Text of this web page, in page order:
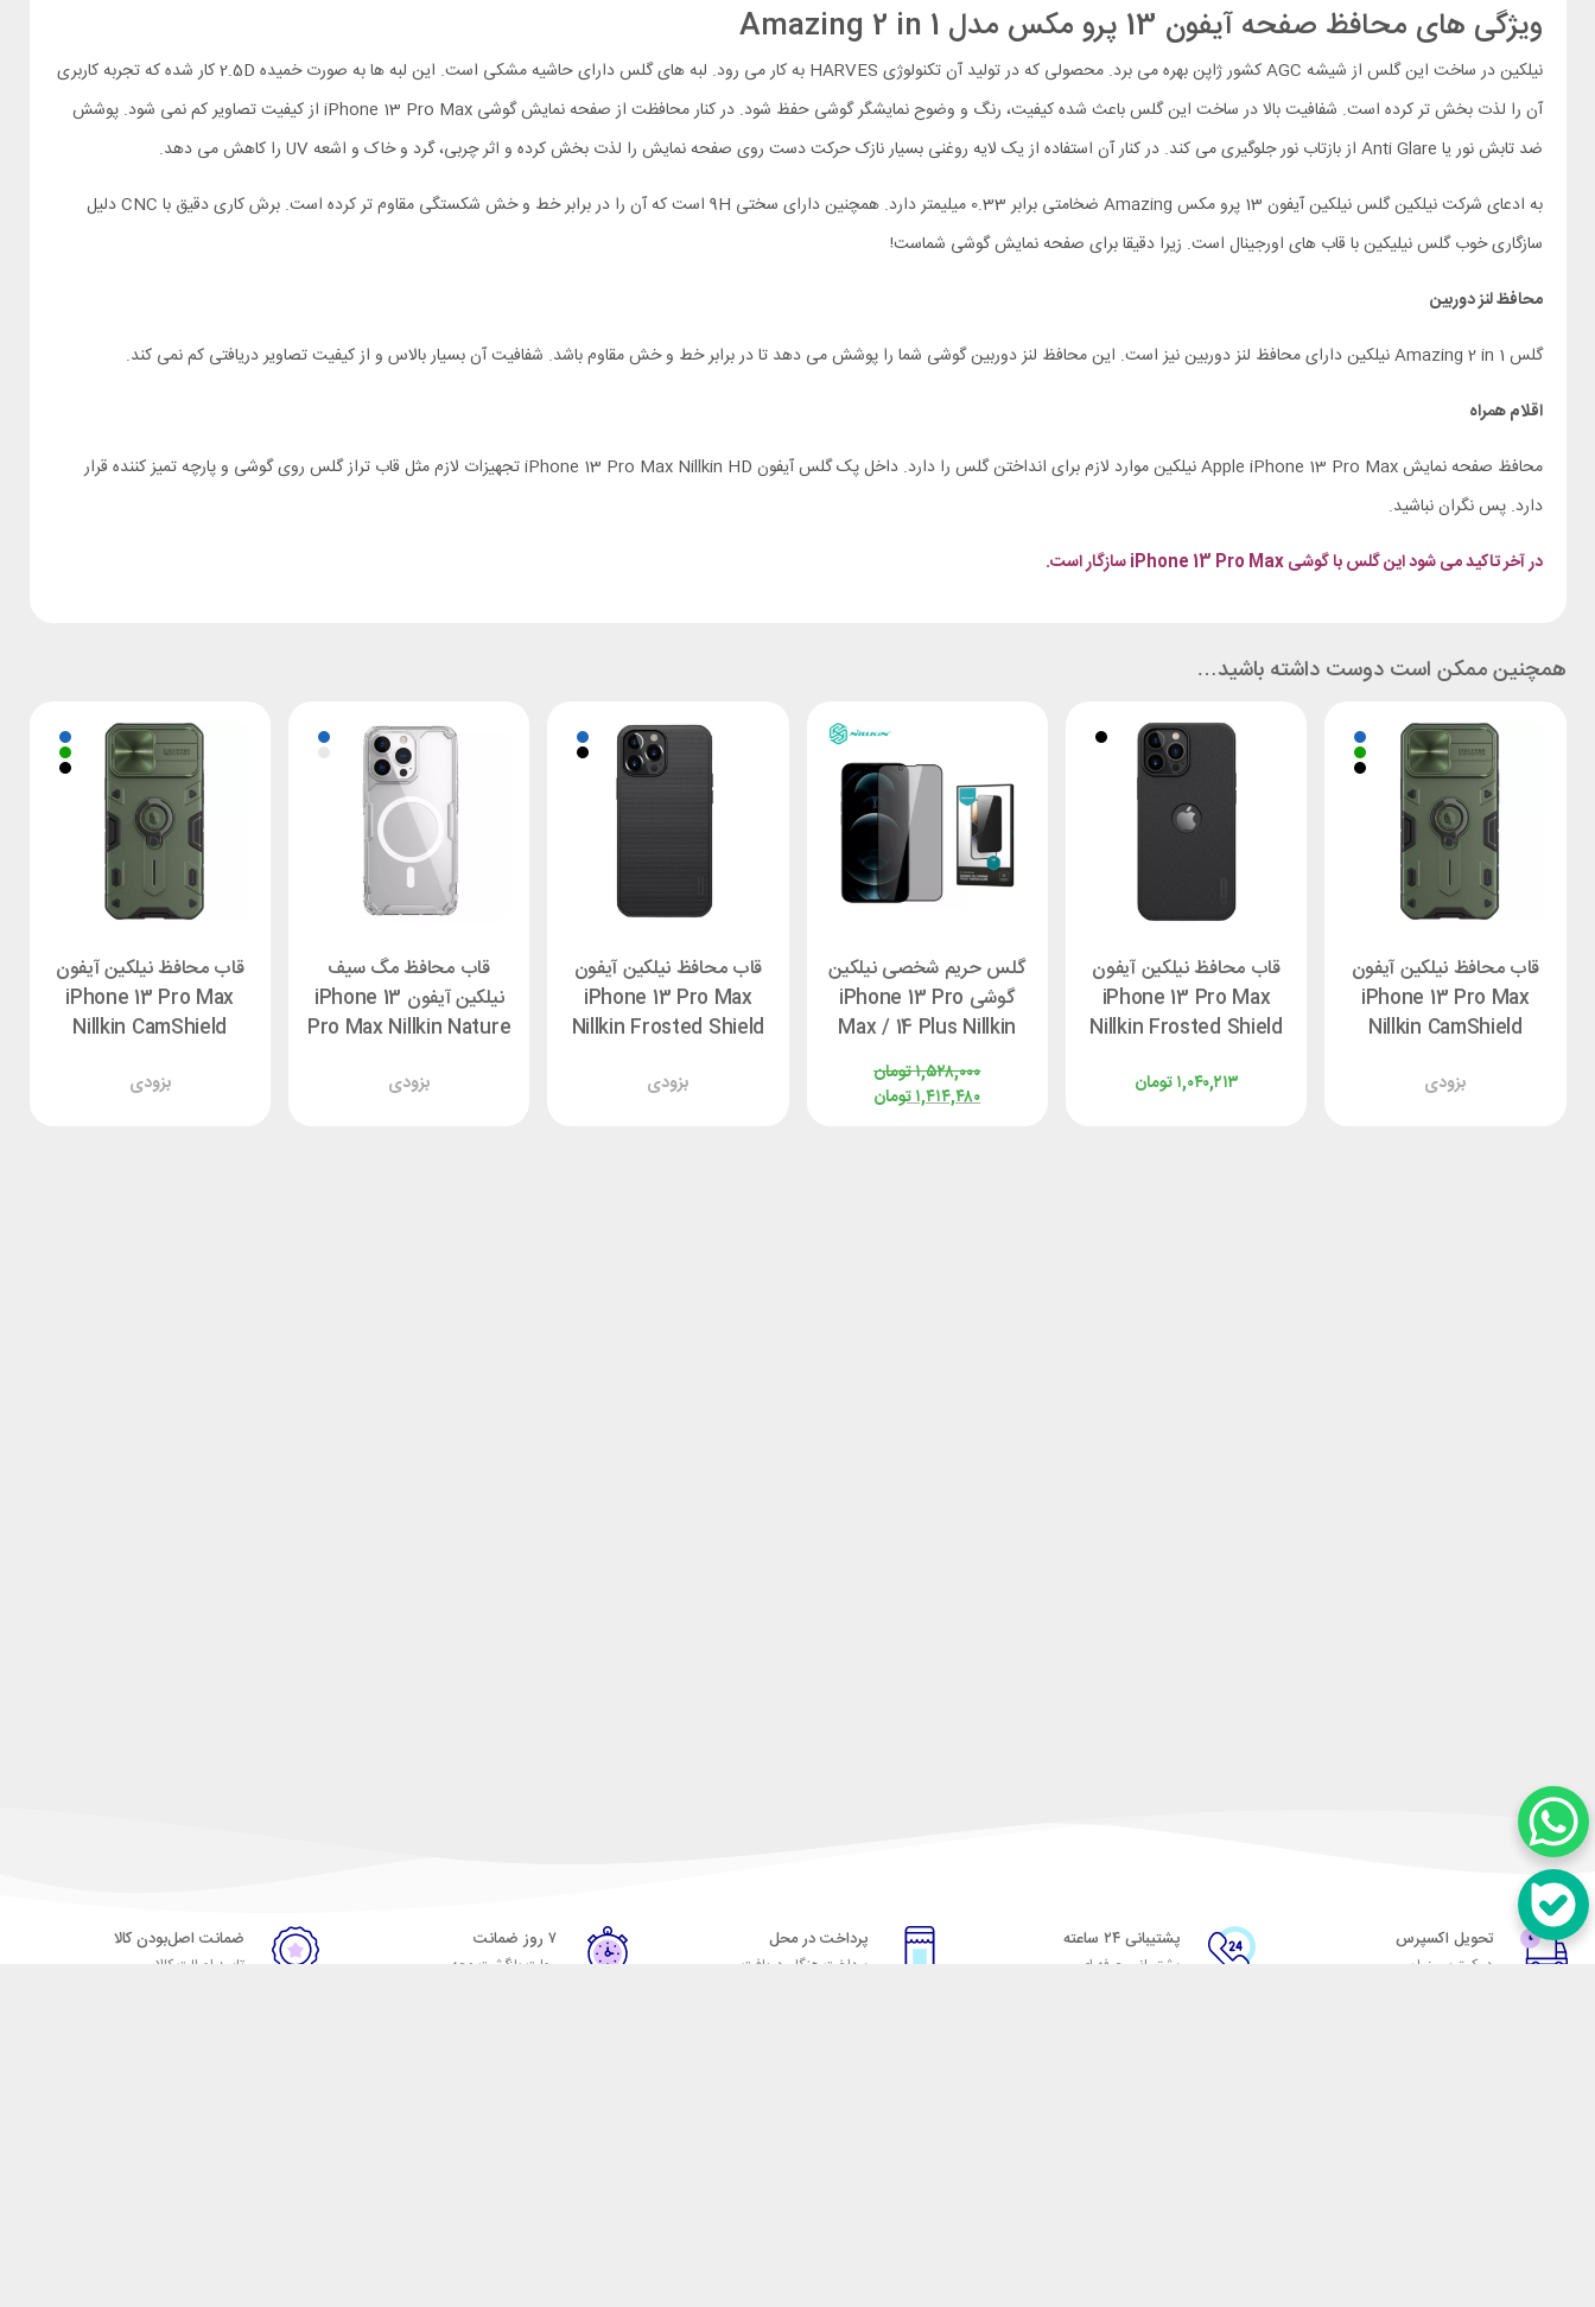
ویژگی های محافظ صفحه آیفون 13 پرو مکس مدل Amazing 2 in 1
نیلکین در ساخت این گلس از شیشه AGC کشور ژاپن بهره می برد. محصولی که در تولید آن تکنولوژی HARVES به کار می رود. لبه های گلس دارای حاشیه مشکی است. این لبه ها به صورت خمیده 2.5D کار شده که تجربه کاربری
آن را لذت بخش تر کرده است. شفافیت بالا در ساخت این گلس باعث شده کیفیت، رنگ و وضوح نمایشگر گوشی حفظ شود. در کنار محافظت از صفحه نمایش گوشی iPhone 13 Pro Max از کیفیت تصاویر کم نمی شود. پوشش
ضد تابش نور یا Anti Glare از بازتاب نور جلوگیری می کند. در کنار آن استفاده از یک لایه روغنی بسیار نازک حرکت دست روی صفحه نمایش را لذت بخش کرده و اثر چربی، گرد و خاک و اشعه UV را کاهش می دهد.
به ادعای شرکت نیلکین گلس نیلکین آیفون 13 پرو مکس Amazing ضخامتی برابر 0.33 میلیمتر دارد. همچنین دارای سختی 9H است که آن را در برابر خط و خش شکستگی مقاوم تر کرده است. برش کاری دقیق با CNC دلیل
سازگاری خوب گلس نیلیکین با قاب های اورجینال است. زیرا دقیقا برای صفحه نمایش گوشی شماست!
محافظ لنز دوربین
گلس Amazing 2 in 1 نیلکین دارای محافظ لنز دوربین نیز است. این محافظ لنز دوربین گوشی شما را پوشش می دهد تا در برابر خط و خش مقاوم باشد. شفافیت آن بسیار بالاس و از کیفیت تصاویر دریافتی کم نمی کند.
اقلام همراه
محافظ صفحه نمایش Apple iPhone 13 Pro Max نیلکین موارد لازم برای انداختن گلس را دارد. داخل پک گلس آیفون iPhone 13 Pro Max Nillkin HD تجهیزات لازم مثل قاب تراز گلس روی گوشی و پارچه تمیز کننده قرار
دارد. پس نگران نباشید.
در آخر تاکید می شود این گلس با گوشی iPhone 13 Pro Max سازگار است.
همچنین ممکن است دوست داشته باشید…
قاب محافظ نیلکین آیفون
iPhone 13 Pro Max
Nillkin CamShield
بزودی
قاب محافظ نیلکین آیفون
iPhone 13 Pro Max
Nillkin Frosted Shield
تومان۱,۰۴۰,۲۱۳
گلس حریم شخصی نیلکین
گوشی iPhone 13 Pro
Max / 14 Plus Nillkin
Guardian Privacy
تومان۱,۵۲۸,۰۰۰
تومان۱,۴۱۴,۴۸۰
قاب محافظ نیلکین آیفون
iPhone 13 Pro Max
Nillkin Frosted Shield
بزودی
قاب محافظ مگ سیف
نیلکین آیفون iPhone 13
Pro Max Nillkin Nature
بزودی
قاب محافظ نیلکین آیفون
iPhone 13 Pro Max
Nillkin CamShield
بزودی
تحویل اکسپرس
در کمترین زمان
پشتیبانی ۲۴ ساعته
پشتیبانی حرفه ای
پرداخت در محل
پرداخت هنگام دریافت
۷ روز ضمانت
مهلت بازگشت وجه
ضمانت اصل‌بودن کالا
تایید اصالت کالا